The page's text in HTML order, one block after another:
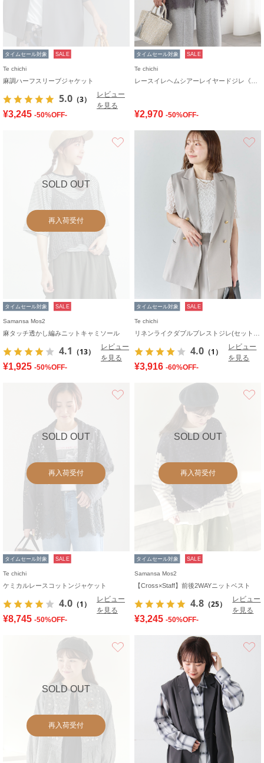
タイムセール対象 SALE
Te chichi
麻調ハーフスリーブジャケット
5.0 （3）
レビュー
を見る
¥3,245 -50%OFF-
タイムセール対象 SALE
Te chichi
¥2,970 -50%OFF-
SOLD OUT
再入荷受付
タイムセール対象 SALE
Samansa Mos2
麻タッチ透かし編みニットキャミソール
4.1 （13）
レビュー
を見る
¥1,925 -50%OFF-
タイムセール対象 SALE
Te chichi
4.0 （1）
レビュー
を見る
¥3,916 -60%OFF-
SOLD OUT
再入荷受付
タイムセール対象 SALE
Te chichi
ケミカルレースコットンジャケット
4.0 （1）
レビュー
を見る
¥8,745 -50%OFF-
SOLD OUT
再入荷受付
タイムセール対象 SALE
Samansa Mos2
【Cross×Staff】前後2WAYニットベスト
4.8 （25）
レビュー
を見る
¥3,245 -50%OFF-
SOLD OUT
再入荷受付